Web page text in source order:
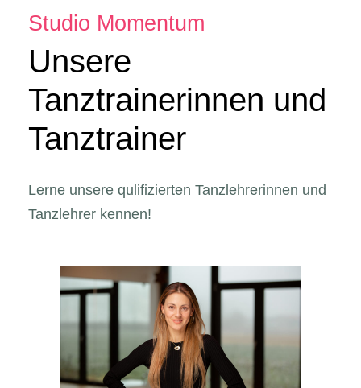
Studio Momentum
Unsere
Tanztrainerinnen und
Tanztrainer
Lerne unsere qulifizierten Tanzlehrerinnen und
Tanzlehrer kennen!